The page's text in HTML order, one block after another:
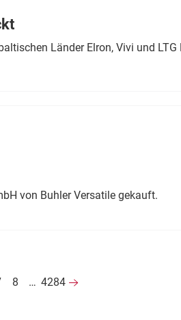
Länder Elron, Vivi und
von Buhler Versatile gekauft.
8 … 4284